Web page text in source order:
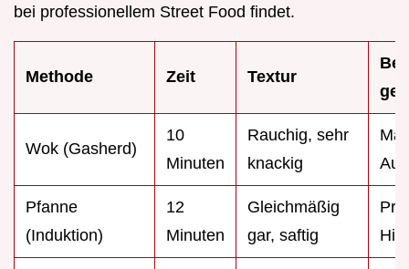
bei professionellem Street Food findet.
Methode Zeit Textur
Wok (Gasherd)
10
Minuten
Rauchig, sehr
knackig
Pfanne
(Induktion)
12
Minuten
Gleichmäßig
gar, saftig